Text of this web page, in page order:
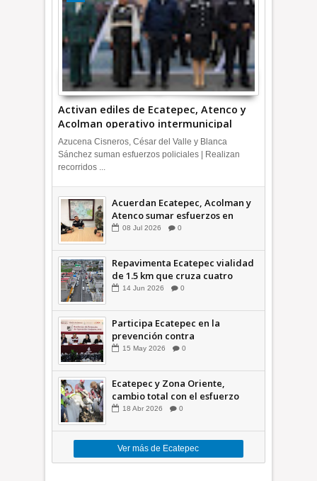
Activan ediles de Ecatepec, Atenco y
Acolman operativo intermunicipal
Azucena Cisneros, César del Valle y Blanca
Sánchez suman esfuerzos policiales | Realizan
recorridos ...
Acuerdan Ecatepec, Acolman y
Atenco sumar esfuerzos en
seguridad
08 Jul 2026 0
Repavimenta Ecatepec vialidad
de 1.5 km que cruza cuatro
comunidades +Video
14 Jun 2026 0
Participa Ecatepec en la
prevención contra
inundaciones en el Valle de
15 May 2026 0
Ecatepec y Zona Oriente,
cambio total con el esfuerzo
conjunto: Azucena; retiran 21
18 Abr 2026 0
Ver más de Ecatepec